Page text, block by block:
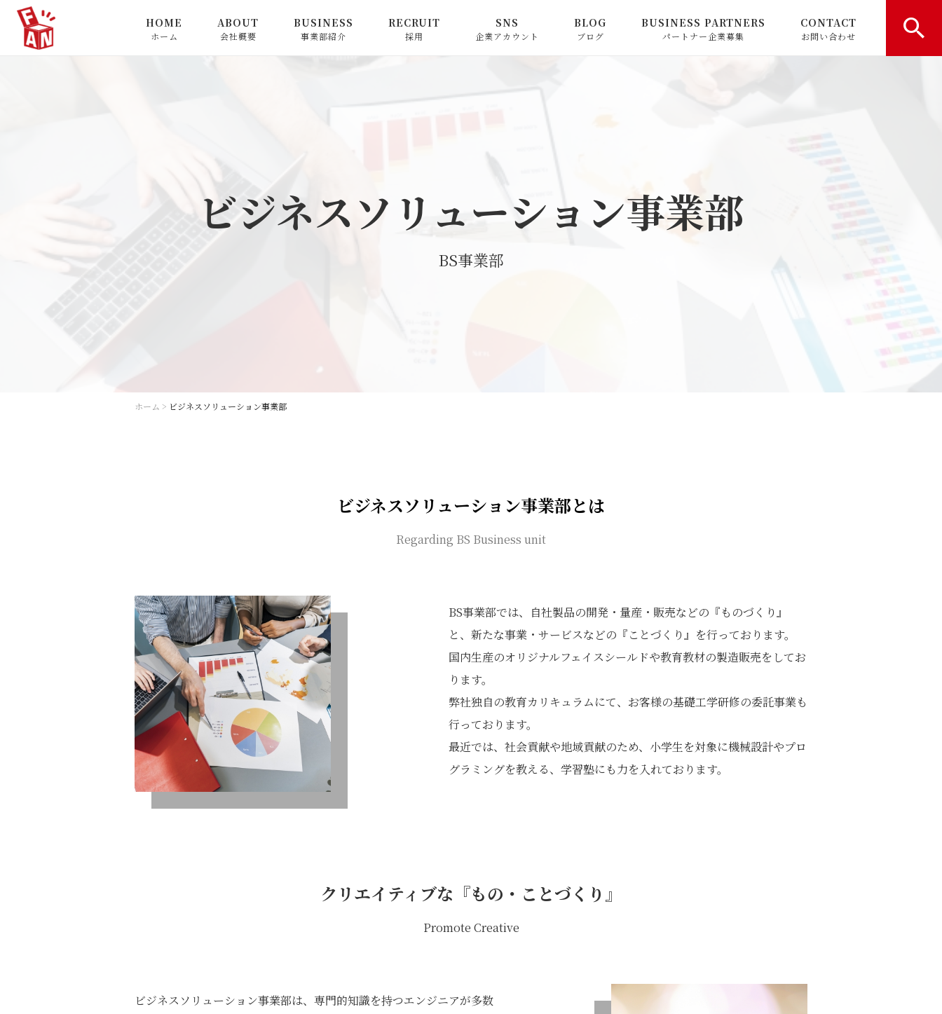
HOME
ホーム
ABOUT
会社概要
福利厚生
BUSINESS
事業部紹介
メカニカルソリューショ
RECRUIT
採用
新卒採用
採用応募における個人情
SNS
企業アカウント
BLOG
ブログ
BUSINESS PARTNERS
パートナー企業募集
CONTACT
お問い合わせ
ビジネスソリューション事業部
BS事業部
ホーム > ビジネスソリューション事業部
ビジネスソリューション事業部とは
Regarding BS Business unit
BS事業部では、自社製品の開発・量産・販売などの『ものづくり』
と、新たな事業・サービスなどの『ことづくり』を行っております。
国内生産のオリジナルフェイスシールドや教育教材の製造販売をしてお
ります。
弊社独自の教育カリキュラムにて、お客様の基礎工学研修の委託事業も
行っております。
最近では、社会貢献や地域貢献のため、小学生を対象に機械設計やプロ
グラミングを教える、学習塾にも力を入れております。
クリエイティブな『もの・ことづくり』
Promote Creative
ビジネスソリューション事業部は、専門的知識を持つエンジニアが多数